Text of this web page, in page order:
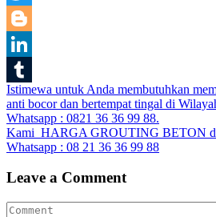
Twitter
Blogger
LinkedIn
Tumblr
Post
navigation
Istimewa untuk Anda membutuhkan
anti bocor dan bertempat tingal di
Whatsapp : 0821 36 36 99 88.
Kami HARGA GROUTING BETON
Whatsapp : 08 21 36 36 99 88
Leave a Comment